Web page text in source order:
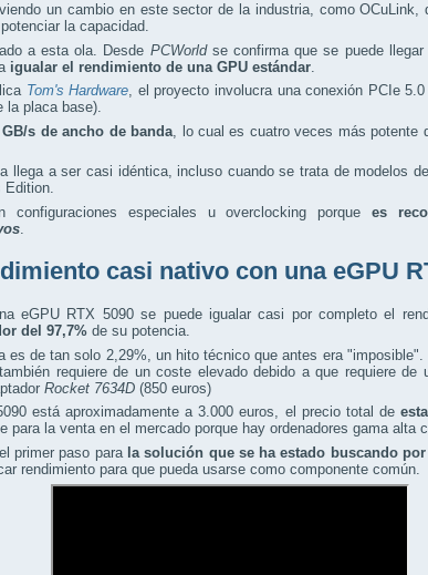
un cambio en este sector de la industria, como OCuLink,
la capacidad.
a esta ola. Desde PCWorld se confirma que se puede
igualar el rendimiento de una GPU estándar
Tom's Hardware, el proyecto involucra una conexión PCIe
la placa base).
s de ancho de banda , lo cual es cuatro veces más potente
llega a ser casi idéntica, incluso cuando se trata de modelos
Edition.
especiales u overclocking porque es
casi nativo con una eGPU
eGPU RTX 5090 se puede igualar casi por completo el
del 97,7% de su potencia.
es de tan solo 2,29%, un hito técnico que antes era
requiere de un coste elevado debido a que requiere de
Rocket 7634D (850 euros)
está aproximadamente a 3.000 euros, el precio total de
para la venta en el mercado porque hay ordenadores gama alta
primer paso parala solución que se ha estado buscando por
rendimiento para que pueda usarse como componente común.